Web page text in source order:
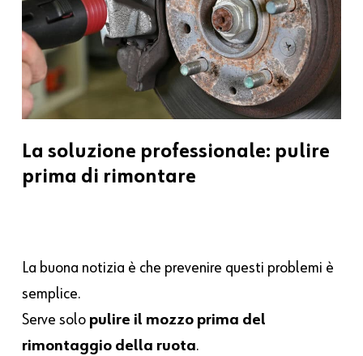
La soluzione professionale: pulire
prima di rimontare
La buona notizia è che prevenire questi problemi è
semplice.
Serve solo pulire il mozzo prima del
rimontaggio della ruota.